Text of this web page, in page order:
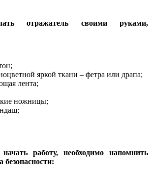
отражатель своими руками,
яркой ткани – фетра или драпа;
лента;
ножницы;
работу, необходимо напомнить
безопасности: